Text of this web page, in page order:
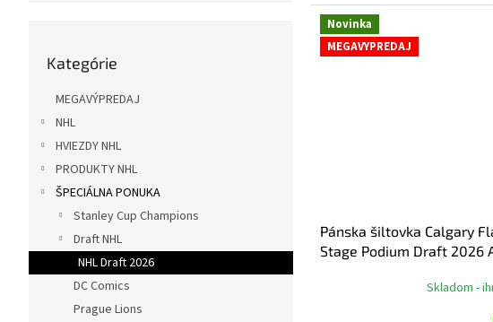
kategórie
Kategórie
MEGAVÝPREDAJ
NHL
HVIEZDY NHL
PRODUKTY NHL
ŠPECIÁLNA PONUKA
Stanley Cup Champions
Draft NHL
NHL Draft 2026
DC Comics
Prague Lions
Novinka
MEGAVYPREDAJ
Pánska šiltovka Calgary
Stage Podium Draft 2026
Skladom -